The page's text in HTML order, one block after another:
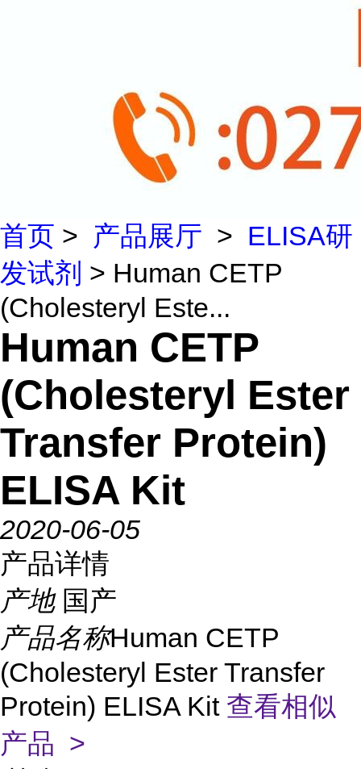
首页 > 产品展厅 > ELISA研
发试剂 > Human CETP
(Cholesteryl Este...
Human CETP
(Cholesteryl Ester
Transfer Protein)
ELISA Kit
2020-06-05
产品详情
产地 国产
产品名称Human CETP
(Cholesteryl Ester Transfer
Protein) ELISA Kit 查看相似
产品 >